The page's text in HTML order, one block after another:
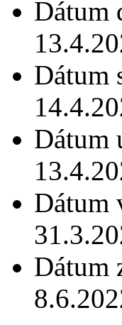
Dátum
Dátum
Dátum
Dátum
Dátum